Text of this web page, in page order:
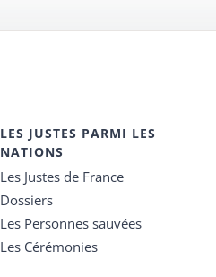
LES JUSTES PARMI LES
NATIONS
Les Justes de France
Dossiers
Les Personnes sauvées
Les Cérémonies